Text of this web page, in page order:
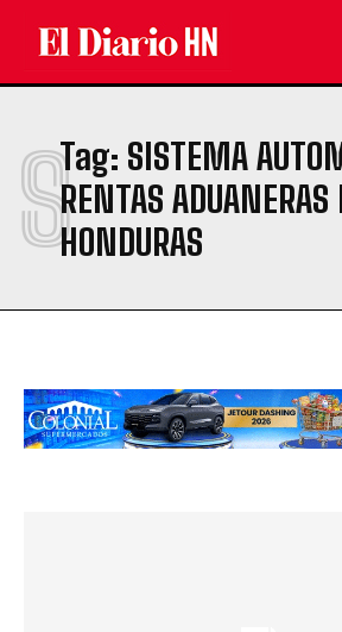
Tag: SISTEMA
RENTAS ADUANERAS
HONDURAS
S